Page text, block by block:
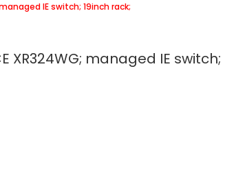
IE switch; 19inch rack;
XR324WG; managed IE switch;